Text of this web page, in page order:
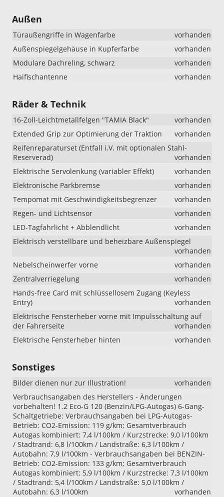
Außen
Türaußengriffe in Wagenfarbe
vorhanden
Außenspiegelgehäuse in Kupferfarbe
vorhanden
Modulare Dachreling, schwarz
vorhanden
Haifischantenne
vorhanden
Räder & Technik
16-Zoll-Leichtmetallfelgen "TAMIA Black"
vorhanden
Extended Grip zur Optimierung der Traktion
vorhanden
Reifenreparaturset (Entfall i.V. mit optionalen Stahl-
Reserverad)
vorhanden
Elektrische Servolenkung (variabler Effekt)
vorhanden
Elektronische Parkbremse
vorhanden
Tempomat mit Geschwindigkeitsbegrenzer
vorhanden
Regen- und Lichtsensor
vorhanden
LED-Tagfahrlicht + Abblendlicht
vorhanden
Elektrisch verstellbare und beheizbare Außenspiegel
vorhanden
Nebelscheinwerfer vorne
vorhanden
Zentralverriegelung
vorhanden
Hands-free Card mit schlüssellosem Zugang (Keyless
Entry)
vorhanden
Elektrische Fensterheber vorne mit Impulsschaltung auf
der Fahrerseite
vorhanden
Elektrische Fensterheber hinten
vorhanden
Sonstiges
Bilder dienen nur zur Illustration!
vorhanden
Verbrauchsangaben des Herstellers - Änderungen
vorbehalten! 1.2 Eco-G 120 (Benzin/LPG-Autogas) 6-Gang-
Schaltgetriebe: Verbrauchsangaben bei LPG-Autogas-
Betrieb: CO2-Emission: 119 g/km; Gesamtverbrauch
Autogas kombiniert: 7,4 l/100km / Kurzstrecke: 9,0 l/100km
/ Stadtrand: 6,8 l/100km / Landstraße: 6,3 l/100km /
Autobahn: 7,9 l/100km - Verbrauchsangaben bei BENZIN-
Betrieb: CO2-Emission: 133 g/km; Gesamtverbrauch
Autogas kombiniert: 5,9 l/100km / Kurzstrecke: 7,3 l/100km
/ Stadtrand: 5,4 l/100km / Landstraße: 5,0 l/100km /
Autobahn: 6,3 l/100km
vorhanden